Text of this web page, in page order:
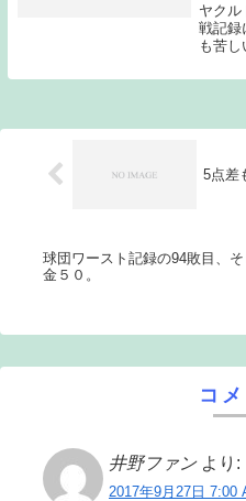
ヤクル
戦記録
も苦し
ー戦と
5点差
球団ワースト記録の94敗目、
金５０。
コ
井野ファン より:
2017年9月27日 7:00